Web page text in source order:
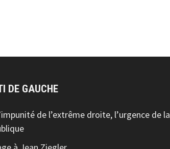
DE GAUCHE
de l’extrême droite, l’urgence de la